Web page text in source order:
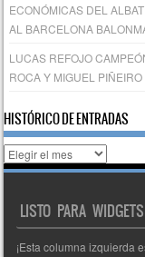
ECONÓMICAS DEL
AL BARCELONA
LUCAS REFOJO
ROCA Y MIGUEL
HISTÓRICO DE ENTRADAS
Histórico
de
LISTO PARA WIDGETS
¡Esta columna izquierda